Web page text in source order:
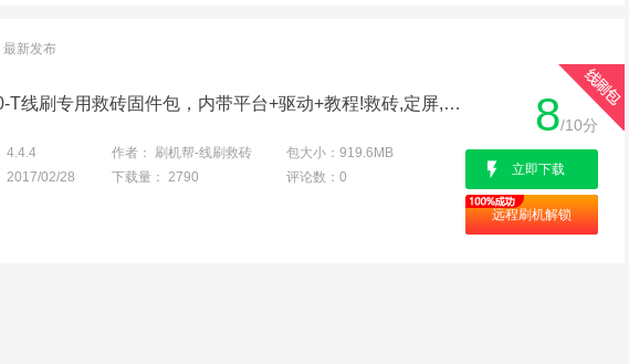
最新发布
联想S90-T线刷专用救砖固件包，内带平台+驱动+教程!救砖,定屏,解防盗锁专用亲测成功
4.4.4 作者： 刷机帮-线刷救砖 包大小： 919.6MB
2017/02/28 下载量： 2790 评论数： 0
8/10分
立即下载
远程刷机解锁